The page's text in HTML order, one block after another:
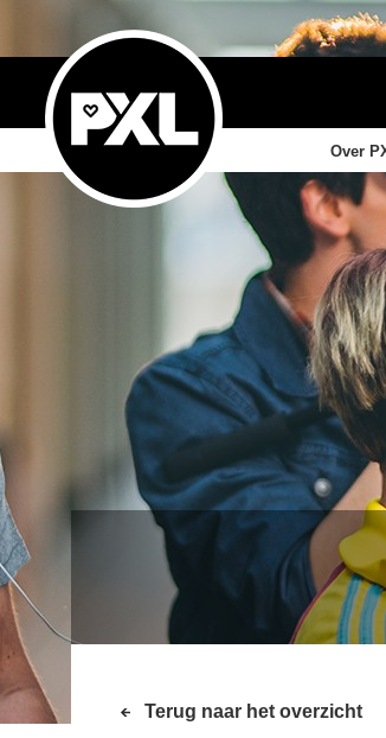
Over
Terug naar het overzicht